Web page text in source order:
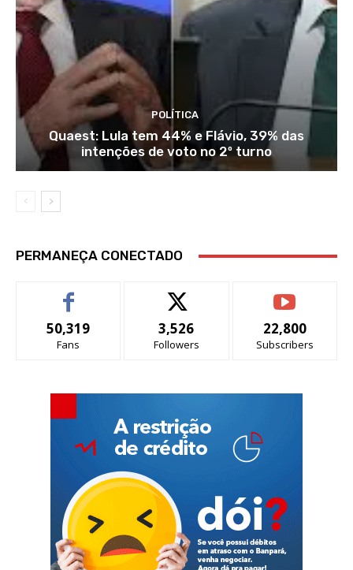
POLÍTICA
Quaest: Lula tem 44% e Flávio, 39% das
intenções de voto no 2º turno
PERMANEÇA CONECTADO
50,319
Fans
3,526
Followers
22,800
Subscribers